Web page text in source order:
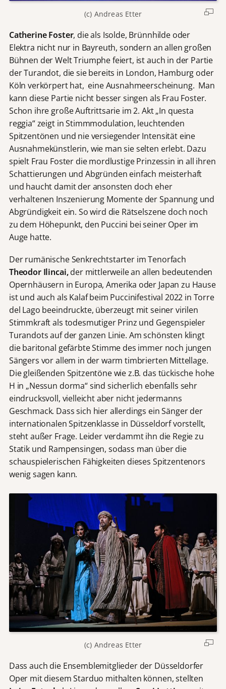
(c) Andreas Etter
Catherine Foster, die als Isolde, Brünnhilde oder
Elektra nicht nur in Bayreuth, sondern an allen großen
Bühnen der Welt Triumphe feiert, ist auch in der Partie
der Turandot, die sie bereits in London, Hamburg oder
Köln verkörpert hat, eine Ausnahmeerscheinung. Man
kann diese Partie nicht besser singen als Frau Foster.
Schon ihre große Auftrittsarie im 2. Akt „In questa
reggia“ zeigt in Stimmmodulation, leuchtenden
Spitzentönen und nie versiegender Intensität eine
Ausnahmekünstlerin, wie man sie selten erlebt. Dazu
spielt Frau Foster die mordlustige Prinzessin in all ihren
Schattierungen und Abgründen einfach meisterhaft
und haucht damit der ansonsten doch eher
verhaltenen Inszenierung Momente der Spannung und
Abgründigkeit ein. So wird die Rätselszene doch noch
zu dem Höhepunkt, den Puccini bei seiner Oper im
Auge hatte.
Der rumänische Senkrechtstarter im Tenorfach
Theodor Ilincai,der mittlerweile an allen bedeutenden
Opernhäusern in Europa, Amerika oder Japan zu Hause
ist und auch als Kalaf beim Puccinifestival 2022 in Torre
del Lago beeindruckte, überzeugt mit seiner virilen
Stimmkraft als todesmutiger Prinz und Gegenspieler
Turandots auf der ganzen Linie. Am schönsten klingt
die baritonal gefärbte Stimme des immer noch jungen
Sängers vor allem in der warm timbrierten Mittellage.
Die gleißenden Spitzentöne wie z.B. das tückische hohe
H in „Nessun dorma“ sind sicherlich ebenfalls sehr
eindrucksvoll, vielleicht aber nicht jedermanns
Geschmack. Dass sich hier allerdings ein Sänger der
internationalen Spitzenklasse in Düsseldorf vorstellt,
steht außer Frage. Leider verdammt ihn die Regie zu
Statik und Rampensingen, sodass man über die
schauspielerischen Fähigkeiten dieses Spitzentenors
wenig sagen kann.
(c) Andreas Etter
Dass auch die Ensemblemitglieder der Düsseldorfer
Oper mit diesem Starduo mithalten können, stellten